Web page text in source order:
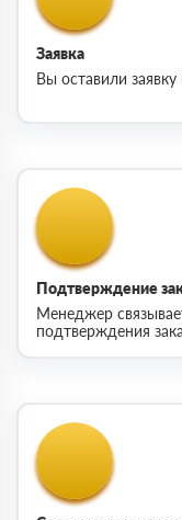
Заявка
Вы оставили заявку
Подтверждение
Менеджер
подтверждения